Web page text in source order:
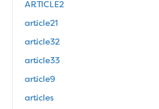
ARTICLE2
article21
article32
article33
article9
articles